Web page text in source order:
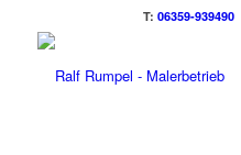
T:06359-939490